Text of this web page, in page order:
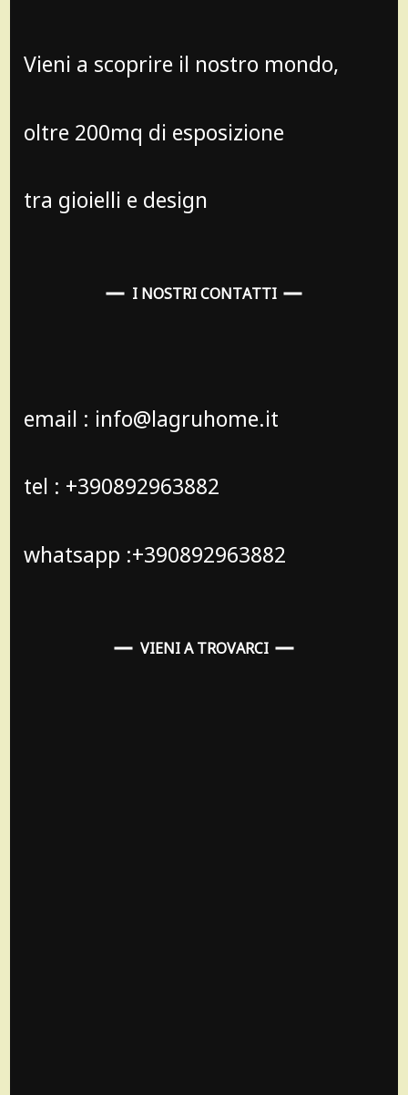
Vieni a scoprire il nostro mondo,
oltre 200mq di esposizione
tra gioielli e design
I NOSTRI CONTATTI
email : info@lagruhome.it
tel : +390892963882
whatsapp :+390892963882
VIENI A TROVARCI